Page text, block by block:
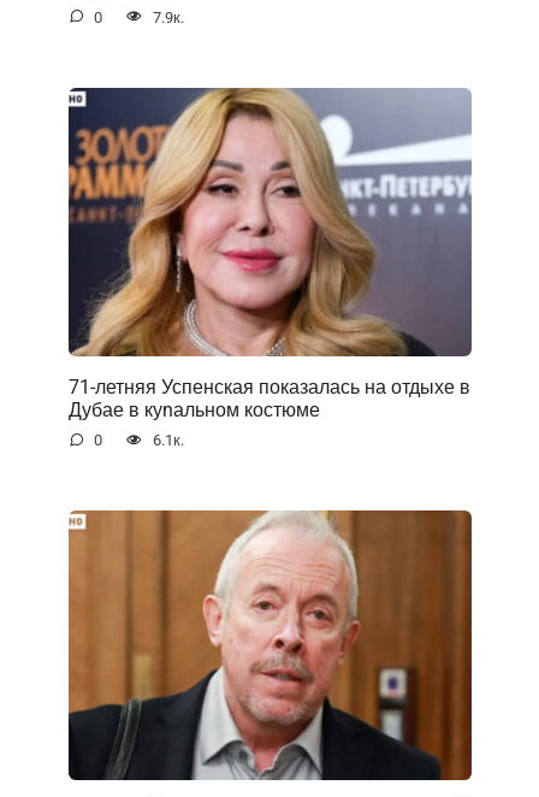
0 7.9к.
71-летняя Успенская показалась на отдыхе в
Дубае в куnальном костюме
0 6.1к.